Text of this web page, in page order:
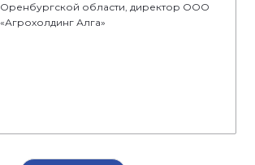
Оренбургской области, директор ООО
«Агрохолдинг Алга»